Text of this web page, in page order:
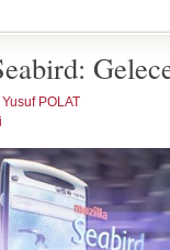
Yusuf POLAT